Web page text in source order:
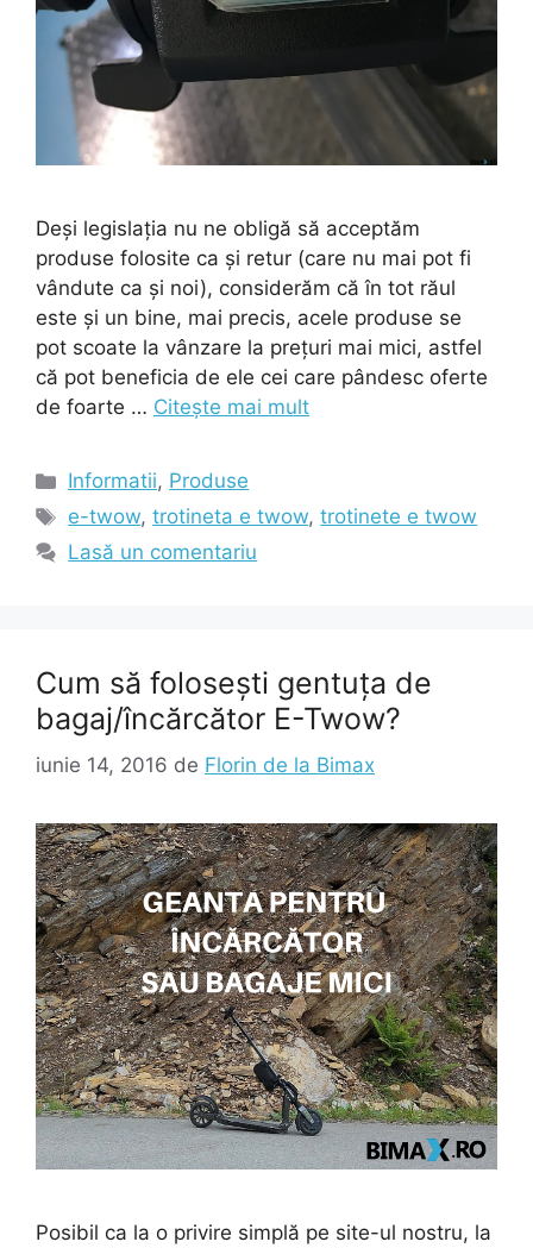
Deși legislația nu ne obligă să acceptăm
produse folosite ca și retur (care nu mai pot fi
vândute ca și noi), considerăm că în tot răul
este și un bine, mai precis, acele produse se
pot scoate la vânzare la prețuri mai mici, astfel
că pot beneficia de ele cei care pândesc oferte
de foarte … Citește mai mult
Categorii
Informatii, Produse
Etichete
e-twow,trotineta e twow,trotinete e twow
Lasă un comentariu
Cum să folosești gentuța de
bagaj/încărcător E-Twow?
iunie 14, 2016 de Florin de la Bimax
Posibil ca la o privire simplă pe site-ul nostru, la